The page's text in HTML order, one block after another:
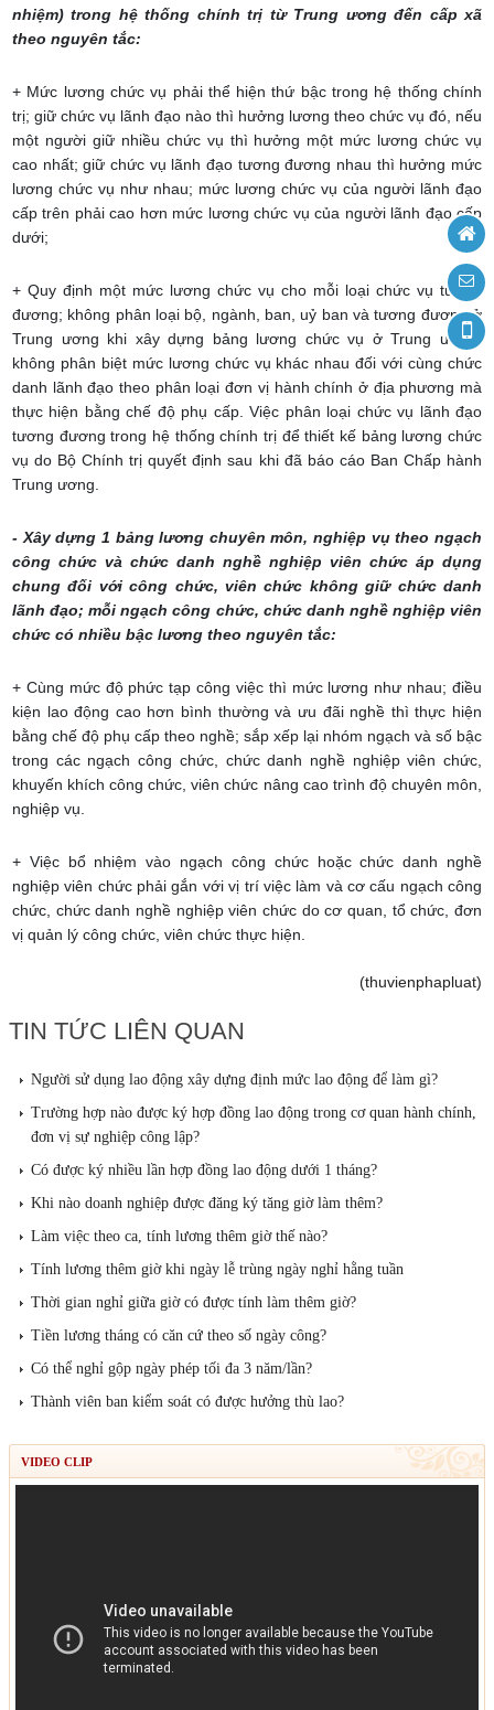
nhiệm) trong hệ thống chính trị từ Trung ương đến cấp xã
theo nguyên tắc:
+ Mức lương chức vụ phải thể hiện thứ bậc trong hệ thống chính
trị; giữ chức vụ lãnh đạo nào thì hưởng lương theo chức vụ đó, nếu
một người giữ nhiều chức vụ thì hưởng một mức lương chức vụ
cao nhất; giữ chức vụ lãnh đạo tương đương nhau thì hưởng mức
lương chức vụ như nhau; mức lương chức vụ của người lãnh đạo
cấp trên phải cao hơn mức lương chức vụ của người lãnh đạo cấp
dưới;
+ Quy định một mức lương chức vụ cho mỗi loại chức vụ tương
đương; không phân loại bộ, ngành, ban, uỷ ban và tương đương ở
Trung ương khi xây dựng bảng lương chức vụ ở Trung ương;
không phân biệt mức lương chức vụ khác nhau đối với cùng chức
danh lãnh đạo theo phân loại đơn vị hành chính ở địa phương mà
thực hiện bằng chế độ phụ cấp. Việc phân loại chức vụ lãnh đạo
tương đương trong hệ thống chính trị để thiết kế bảng lương chức
vụ do Bộ Chính trị quyết định sau khi đã báo cáo Ban Chấp hành
Trung ương.
- Xây dựng 1 bảng lương chuyên môn, nghiệp vụ theo ngạch
công chức và chức danh nghề nghiệp viên chức áp dụng
chung đối với công chức, viên chức không giữ chức danh
lãnh đạo; mỗi ngạch công chức, chức danh nghề nghiệp viên
chức có nhiều bậc lương theo nguyên tắc:
+ Cùng mức độ phức tạp công việc thì mức lương như nhau; điều
kiện lao động cao hơn bình thường và ưu đãi nghề thì thực hiện
bằng chế độ phụ cấp theo nghề; sắp xếp lại nhóm ngạch và số bậc
trong các ngạch công chức, chức danh nghề nghiệp viên chức,
khuyến khích công chức, viên chức nâng cao trình độ chuyên môn,
nghiệp vụ.
+ Việc bổ nhiệm vào ngạch công chức hoặc chức danh nghề
nghiệp viên chức phải gắn với vị trí việc làm và cơ cấu ngạch công
chức, chức danh nghề nghiệp viên chức do cơ quan, tổ chức, đơn
vị quản lý công chức, viên chức thực hiện.
(thuvienphapluat)
TIN TỨC LIÊN QUAN
Người sử dụng lao động xây dựng định mức lao động để làm gì?
Trường hợp nào được ký hợp đồng lao động trong cơ quan hành chính,
đơn vị sự nghiệp công lập?
Có được ký nhiều lần hợp đồng lao động dưới 1 tháng?
Khi nào doanh nghiệp được đăng ký tăng giờ làm thêm?
Làm việc theo ca, tính lương thêm giờ thế nào?
Tính lương thêm giờ khi ngày lễ trùng ngày nghỉ hằng tuần
Thời gian nghỉ giữa giờ có được tính làm thêm giờ?
Tiền lương tháng có căn cứ theo số ngày công?
Có thể nghỉ gộp ngày phép tối đa 3 năm/lần?
Thành viên ban kiểm soát có được hưởng thù lao?
VIDEO CLIP